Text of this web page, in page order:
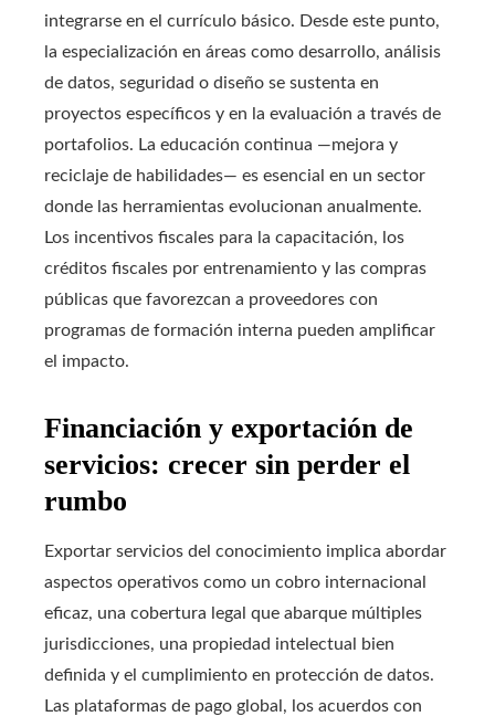
integrarse en el currículo básico. Desde este punto,
la especialización en áreas como desarrollo, análisis
de datos, seguridad o diseño se sustenta en
proyectos específicos y en la evaluación a través de
portafolios. La educación continua —mejora y
reciclaje de habilidades— es esencial en un sector
donde las herramientas evolucionan anualmente.
Los incentivos fiscales para la capacitación, los
créditos fiscales por entrenamiento y las compras
públicas que favorezcan a proveedores con
programas de formación interna pueden amplificar
el impacto.
Financiación y exportación de
servicios: crecer sin perder el
rumbo
Exportar servicios del conocimiento implica abordar
aspectos operativos como un cobro internacional
eficaz, una cobertura legal que abarque múltiples
jurisdicciones, una propiedad intelectual bien
definida y el cumplimiento en protección de datos.
Las plataformas de pago global, los acuerdos con